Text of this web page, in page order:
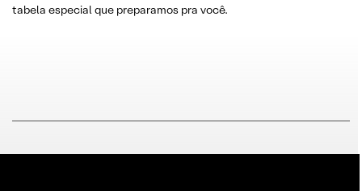
tabela especial que preparamos pra você.